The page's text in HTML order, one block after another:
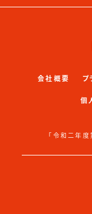
会社概要 プ
個
「令和二年